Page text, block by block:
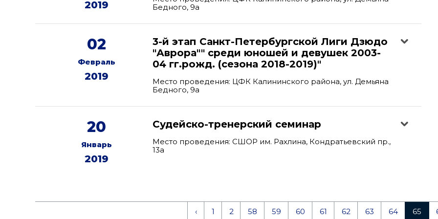
2019
Бедного, 9а
02
Февраль
2019
3-й этап Санкт-Петербургской Лиги Дзюдо
"Аврора"" среди юношей и девушек 2003-
04 гг.рожд. (сезона 2018-2019)"
Место проведения: ЦФК Калининского района, ул. Демьяна
Бедного, 9а
20
Январь
2019
Судейско-тренерский семинар
Место проведения: СШОР им. Рахлина, Кондратьевский пр.,
13а
‹ 1 2 58 59 60 61 62 63 64 65